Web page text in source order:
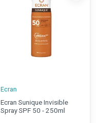
Ecran
Ecran Sunique Invisible
Spray SPF 50 - 250ml